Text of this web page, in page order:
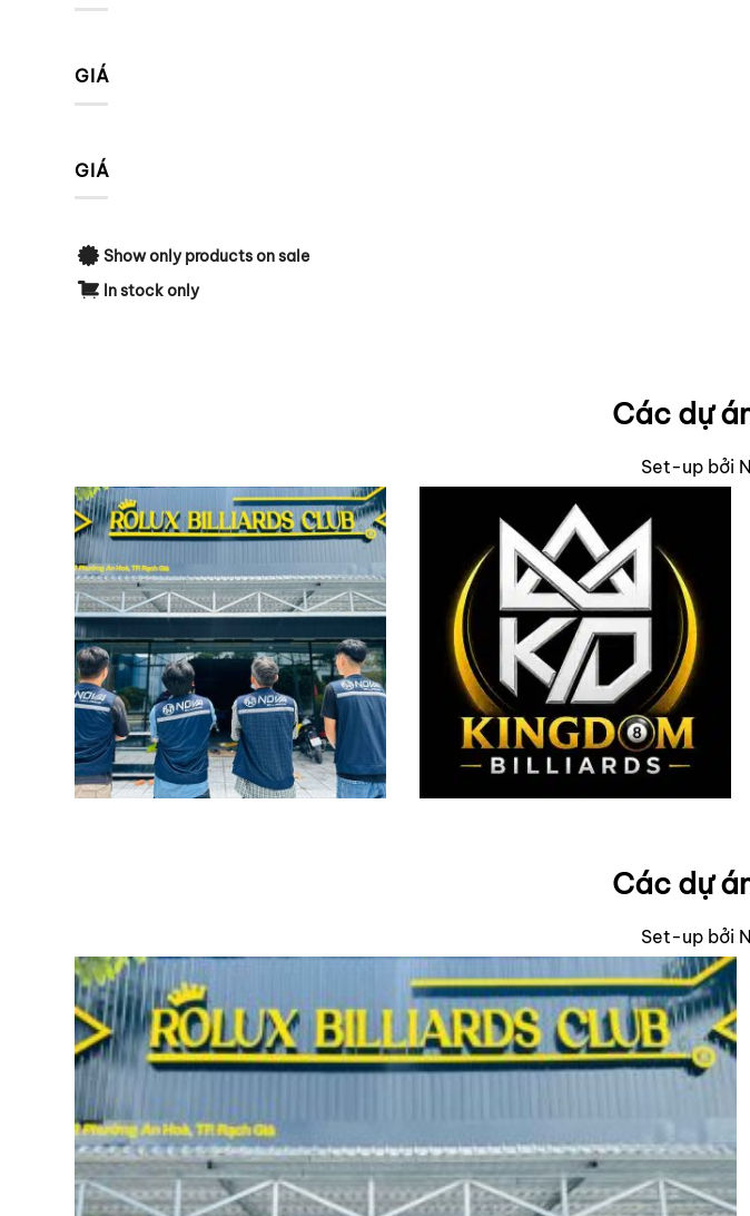
GIÁ
GIÁ
Show only products on sale
In stock only
Các dự
Set-up bởi
Các dự
Set-up bởi